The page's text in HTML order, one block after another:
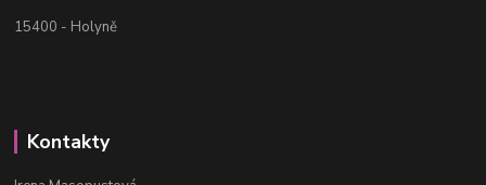
15400 - Holyně
Kontakty